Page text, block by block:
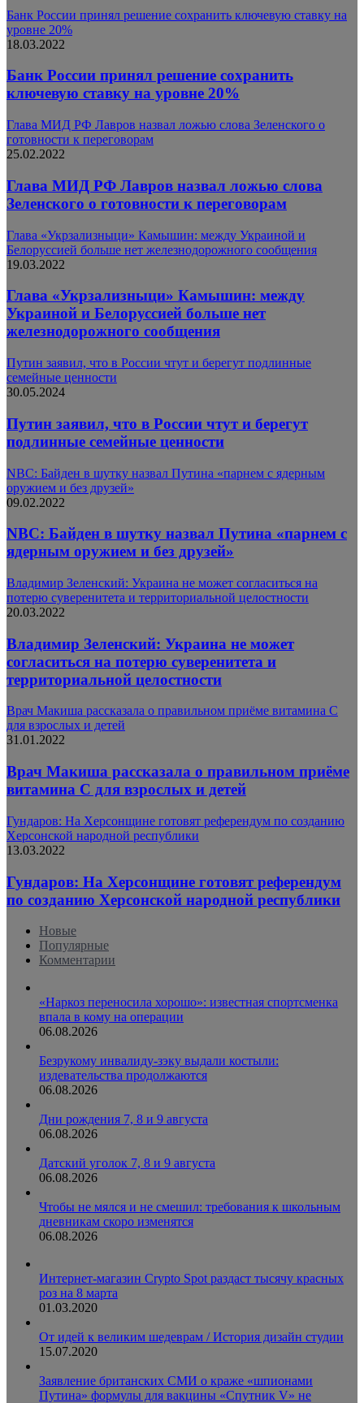
Банк России принял решение сохранить ключевую ставку на
уровне 20%
18.03.2022
Банк России принял решение сохранить
ключевую ставку на уровне 20%
Глава МИД РФ Лавров назвал ложью слова Зеленского о
готовности к переговорам
25.02.2022
Глава МИД РФ Лавров назвал ложью слова
Зеленского о готовности к переговорам
Глава «Укрзализныци» Камышин: между Украиной и
Белоруссией больше нет железнодорожного сообщения
19.03.2022
Глава «Укрзализныци» Камышин: между
Украиной и Белоруссией больше нет
железнодорожного сообщения
Путин заявил, что в России чтут и берегут подлинные
семейные ценности
30.05.2024
Путин заявил, что в России чтут и берегут
подлинные семейные ценности
NBC: Байден в шутку назвал Путина «парнем с ядерным
оружием и без друзей»
09.02.2022
NBC: Байден в шутку назвал Путина «парнем с
ядерным оружием и без друзей»
Владимир Зеленский: Украина не может согласиться на
потерю суверенитета и территориальной целостности
20.03.2022
Владимир Зеленский: Украина не может
согласиться на потерю суверенитета и
территориальной целостности
Врач Макиша рассказала о правильном приёме витамина С
для взрослых и детей
31.01.2022
Врач Макиша рассказала о правильном приёме
витамина С для взрослых и детей
Гундаров: На Херсонщине готовят референдум по созданию
Херсонской народной республики
13.03.2022
Гундаров: На Херсонщине готовят референдум
по созданию Херсонской народной республики
Новые
Популярные
Комментарии
«Наркоз переносила хорошо»: известная спортсменка
впала в кому на операции
06.08.2026
Безрукому инвалиду-зэку выдали костыли:
издевательства продолжаются
06.08.2026
Дни рождения 7, 8 и 9 августа
06.08.2026
Датский уголок 7, 8 и 9 августа
06.08.2026
Чтобы не мялся и не смешил: требования к школьным
дневникам скоро изменятся
06.08.2026
Интернет-магазин Crypto Spot раздаст тысячу красных
роз на 8 марта
01.03.2020
От идей к великим шедеврам / История дизайн студии
15.07.2020
Заявление британских СМИ о краже «шпионами
Путина» формулы для вакцины «Спутник V» не